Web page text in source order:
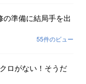
準備に結局手を出
55件のビュー
ロがない！そうだ